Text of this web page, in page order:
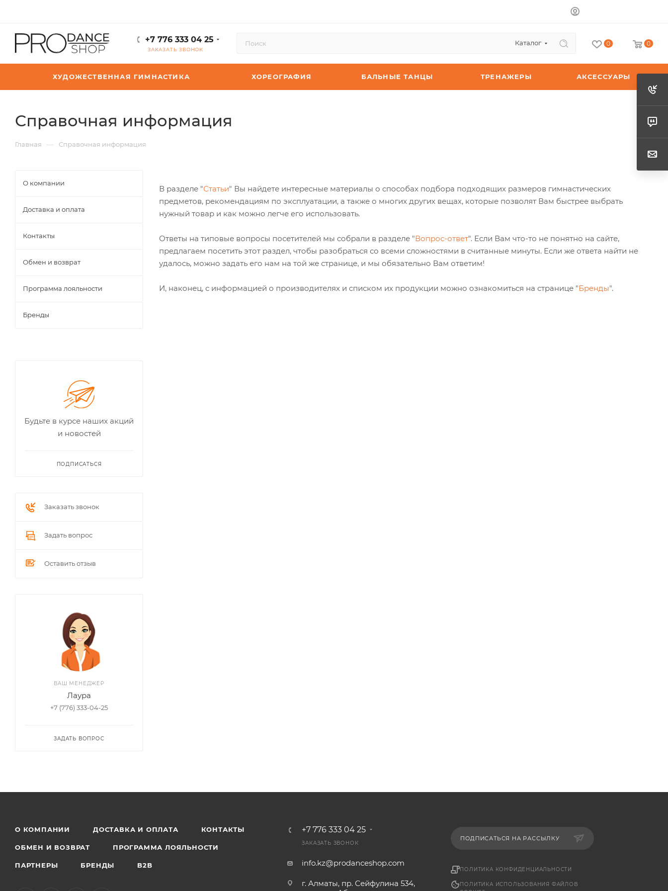
+7 776 333 04 25
ЗАКАЗАТЬ ЗВОНОК
Каталог 0 0
ХУДОЖЕСТВЕННАЯ ГИМНАСТИКА ХОРЕОГРАФИЯ БАЛЬНЫЕ ТАНЦЫ ТРЕНАЖЕРЫ АКСЕССУАРЫ
Справочная информация
Главная — Справочная информация
В разделе "Статьи" Вы найдете интересные материалы о способах подбора подходящих размеров гимнастических
предметов, рекомендациям по эксплуатации, а также о многих других вещах, которые позволят Вам быстрее выбрать
нужный товар и как можно легче его использовать.
Ответы на типовые вопросы посетителей мы собрали в разделе "Вопрос-ответ". Если Вам что-то не понятно на сайте,
предлагаем посетить этот раздел, чтобы разобраться со всеми сложностями в считанные минуты. Если же ответа найти не
удалось, можно задать его нам на той же странице, и мы обязательно Вам ответим!
И, наконец, с информацией о производителях и списком их продукции можно ознакомиться на странице "Бренды".
О компании
Доставка и оплата
Контакты
Обмен и возврат
Программа лояльности
Бренды
Будьте в курсе наших акций
и новостей
ПОДПИСАТЬСЯ
Заказать звонок
Задать вопрос
Оставить отзыв
ВАШ МЕНЕДЖЕР
Лаура
+7 (776) 333-04-25
ЗАДАТЬ ВОПРОС
О КОМПАНИИ ДОСТАВКА И ОПЛАТА КОНТАКТЫ
ОБМЕН И ВОЗВРАТ ПРОГРАММА ЛОЯЛЬНОСТИ
ПАРТНЕРЫ БРЕНДЫ B2B
+7 776 333 04 25
ЗАКАЗАТЬ ЗВОНОК
info.kz@prodanceshop.com
г. Алматы, пр. Сейфулина 534,
ПОДПИСАТЬСЯ НА РАССЫЛКУ
ПОЛИТИКА КОНФИДЕНЦИАЛЬНОСТИ
ПОЛИТИКА ИСПОЛЬЗОВАНИЯ ФАЙЛОВ